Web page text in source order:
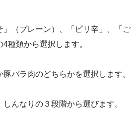
」（プレーン）、「ピリ辛」、「ご
種類から選択します。
バラ肉のどちらかを選択します。
んなりの３段階から選びます。